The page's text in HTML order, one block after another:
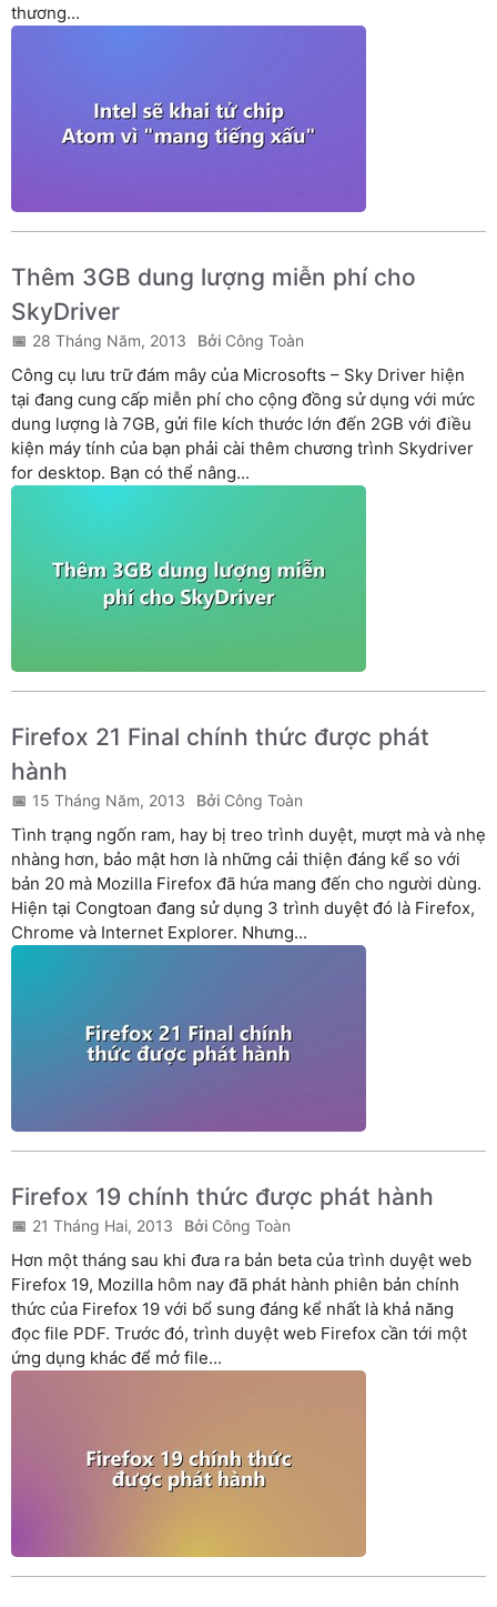
thương...
Thêm 3GB dung lượng miễn phí cho
SkyDriver
28 Tháng Năm, 2013 Công Toàn
Công cụ lưu trữ đám mây của Microsofts – Sky Driver hiện
tại đang cung cấp miễn phí cho cộng đồng sử dụng với mức
dung lượng là 7GB, gửi file kích thước lớn đến 2GB với điều
kiện máy tính của bạn phải cài thêm chương trình Skydriver
for desktop. Bạn có thể nâng...
Firefox 21 Final chính thức được phát
hành
15 Tháng Năm, 2013 Công Toàn
Tình trạng ngốn ram, hay bị treo trình duyệt, mượt mà và nhẹ
nhàng hơn, bảo mật hơn là những cải thiện đáng kể so với
bản 20 mà Mozilla Firefox đã hứa mang đến cho người dùng.
Hiện tại Congtoan đang sử dụng 3 trình duyệt đó là Firefox,
Chrome và Internet Explorer. Nhưng...
Firefox 19 chính thức được phát hành
21 Tháng Hai, 2013 Công Toàn
Hơn một tháng sau khi đưa ra bản beta của trình duyệt web
Firefox 19, Mozilla hôm nay đã phát hành phiên bản chính
thức của Firefox 19 với bổ sung đáng kể nhất là khả năng
đọc file PDF. Trước đó, trình duyệt web Firefox cần tới một
ứng dụng khác để mở file...